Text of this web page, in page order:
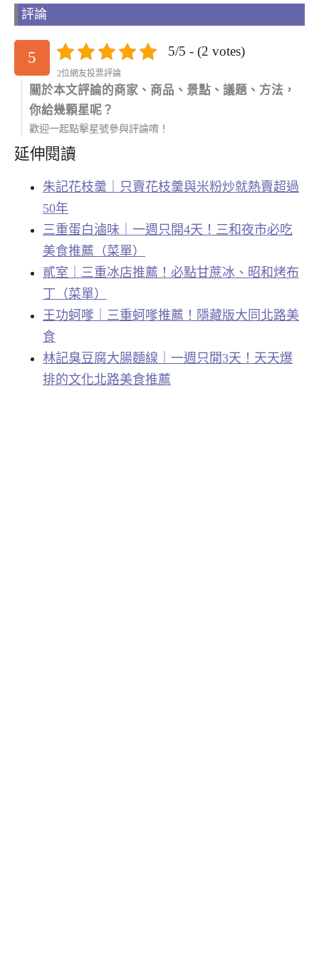
評論
5 5/5 - (2 votes)
2位網友投票評論
關於本文評論的商家、商品、景點、議題、方法，
你給幾顆星呢？
歡迎一起點擊星號參與評論唷！
延伸閱讀
朱記花枝羹｜只賣花枝羹與米粉炒就熱賣超過
50年
三重蛋白滷味｜一週只開4天！三和夜市必吃
美食推薦（菜單）
貳室｜三重冰店推薦！必點甘蔗冰、昭和烤布
丁（菜單）
王功蚵嗲｜三重蚵嗲推薦！隱藏版大同北路美
食
林記臭豆腐大腸麵線｜一週只開3天！天天爆
排的文化北路美食推薦